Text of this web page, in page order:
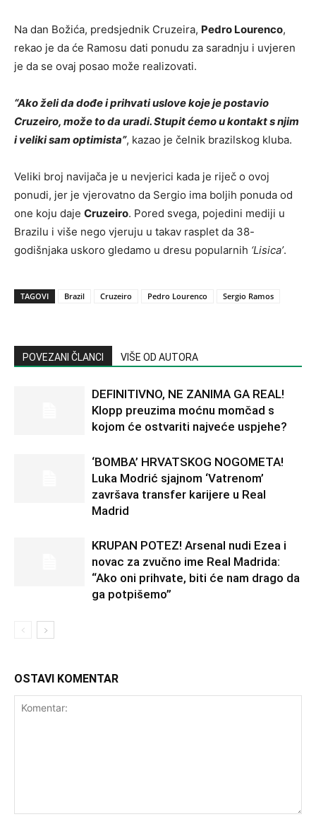
Na dan Božića, predsjednik Cruzeira, Pedro Lourenco,
rekao je da će Ramosu dati ponudu za saradnju i uvjeren
je da se ovaj posao može realizovati.
“Ako želi da dođe i prihvati uslove koje je postavio
Cruzeiro, može to da uradi. Stupit ćemo u kontakt s njim
i veliki sam optimista”, kazao je čelnik brazilskog kluba.
Veliki broj navijača je u nevjerici kada je riječ o ovoj
ponudi, jer je vjerovatno da Sergio ima boljih ponuda od
one koju daje Cruzeiro. Pored svega, pojedini mediji u
Brazilu i više nego vjeruju u takav rasplet da 38-
godišnjaka uskoro gledamo u dresu popularnih ‘Lisica’.
TAGOVI Brazil Cruzeiro Pedro Lourenco Sergio Ramos
POVEZANI ČLANCI VIŠE OD AUTORA
DEFINITIVNO, NE ZANIMA GA REAL!
Klopp preuzima moćnu momčad s
kojom će ostvariti najveće uspjehe?
‘BOMBA’ HRVATSKOG NOGOMETA!
Luka Modrić sjajnom ‘Vatrenom’
završava transfer karijere u Real
Madrid
KRUPAN POTEZ! Arsenal nudi Ezea i
novac za zvučno ime Real Madrida:
“Ako oni prihvate, biti će nam drago da
ga potpišemo”
OSTAVI KOMENTAR